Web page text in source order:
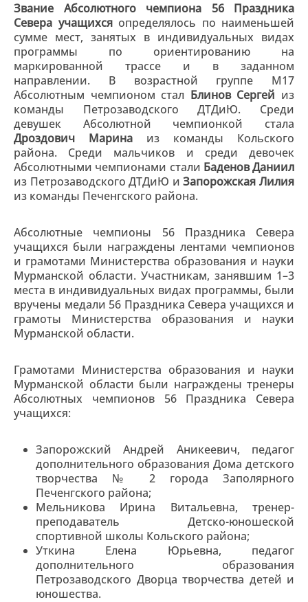
Звание Абсолютного чемпиона 56 Праздника
Севера учащихсяопределялось по наименьшей
сумме мест, занятых в индивидуальных видах
программы по ориентированию на
маркированной трассе и в заданном
направлении. В возрастной группе М17
Абсолютным чемпионом стал Блинов Сергей из
команды Петрозаводского ДТДиЮ. Среди
девушек Абсолютной чемпионкой стала
Дроздович Марина из команды Кольского
района. Среди мальчиков и среди девочек
Абсолютными чемпионами стали Баденов Даниил
из Петрозаводского ДТДиЮ иЗапорожская Лилия
из команды Печенгского района.
Абсолютные чемпионы 56 Праздника Севера
учащихся были награждены лентами чемпионов
и грамотами Министерства образования и науки
Мурманской области. Участникам, занявшим 1–3
места в индивидуальных видах программы, были
вручены медали 56 Праздника Севера учащихся и
грамоты Министерства образования и науки
Мурманской области.
Грамотами Министерства образования и науки
Мурманской области были награждены тренеры
Абсолютных чемпионов 56 Праздника Севера
учащихся:
Запорожский Андрей Аникеевич, педагог
дополнительного образования Дома детского
творчества № 2 города Заполярного
Печенгского района;
Мельникова Ирина Витальевна, тренер-
преподаватель Детско-юношеской
спортивной школы Кольского района;
Уткина Елена Юрьевна, педагог
дополнительного образования
Петрозаводского Дворца творчества детей и
юношества.